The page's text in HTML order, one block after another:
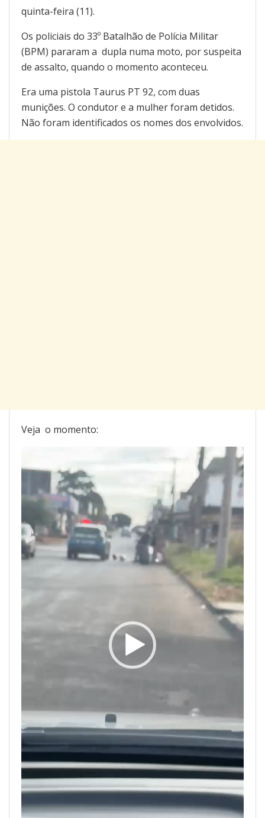
quinta-feira (11).
Os policiais do 33º Batalhão de Polícia Militar
(BPM) pararam a dupla numa moto, por suspeita
de assalto, quando o momento aconteceu.
Era uma pistola Taurus PT 92, com duas
munições. O condutor e a mulher foram detidos.
Não foram identificados os nomes dos envolvidos.
Veja o momento:
de